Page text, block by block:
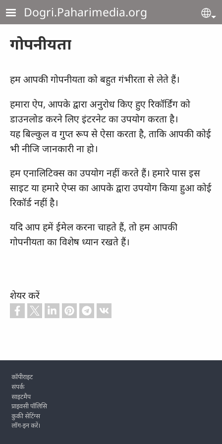
Skip to main content
Dogri.Paharimedia.org
गोपनीयता
हम आपकी गोपनीयता को बहुत गंभीरता से लेते हैं।
हमारा ऐप, आपके द्वारा अनुरोध किए हुए रिकॉर्डिंग को
डाउनलोड करने लिए इंटरनेट का उपयोग करता है।
यह बिल्कुल व गुप्त रूप से ऐसा करता है, ताकि आपकी कोई
भी नीजि जानकारी ना हो।
हम एनालिटिक्स का उपयोग नहीं करते हैं। हमारे पास इस
साइट या हमारे ऐप्स का आपके द्वारा उपयोग किया हुआ कोई
रिकॉर्ड नहीं है।
यदि आप हमें ईमेल करना चाहते हैं, तो हम आपकी
गोपनीयता का विशेष ध्यान रखते हैं।
शेयर करें
Footer
कॉपीराइट
संपर्क
साइटमैप
प्राइवसी पॉलिसि
कुकी सेटिंग्स
लॉग-इन करें।